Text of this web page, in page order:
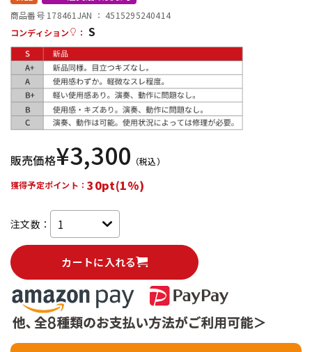
配信/ライブ機器
中古
商品番号 178461 JAN ： 4515295240414
コンディション
： S
販売価格¥3,300 （税込）
獲得予定ポイント：30pt(1%)
注文数：
カートに入れる